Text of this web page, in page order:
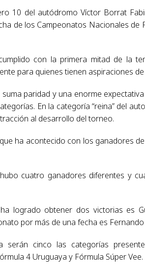
10 del autódromo Víctor Borrat
de los Campeonatos Nacionales
con la primera mitad de la
para quienes tienen aspiraciones
suma paridad y una enorme
En la categoría “reina” del
al desarrollo del torneo.
ha acontecido con los ganadores
cuatro ganadores diferentes y
logrado obtener dos victorias es
por más de una fecha es
serán cinco las categorías
4 Uruguaya y Fórmula Súper Vee.